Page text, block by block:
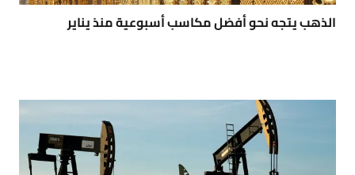
الذهب يتجه نحو أفضل مكاسب أسبوعية منذ يناير